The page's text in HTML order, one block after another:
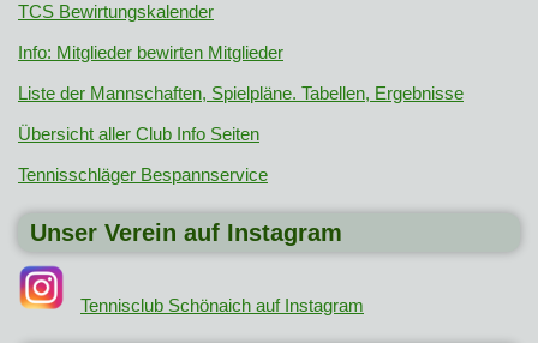
TCS Bewirtungskalender
Info: Mitglieder bewirten Mitglieder
Liste der Mannschaften, Spielpläne. Tabellen, Ergebnisse
Übersicht aller Club Info Seiten
Tennisschläger Bespannservice
Unser Verein auf Instagram
Tennisclub Schönaich auf Instagram